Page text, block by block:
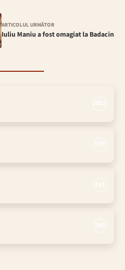
ARTICOLUL URMĂTOR
Iuliu Maniu a fost omagiat la Badacin